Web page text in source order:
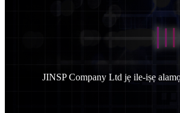
JINSP Company Ltd jẹ ile-iṣẹ